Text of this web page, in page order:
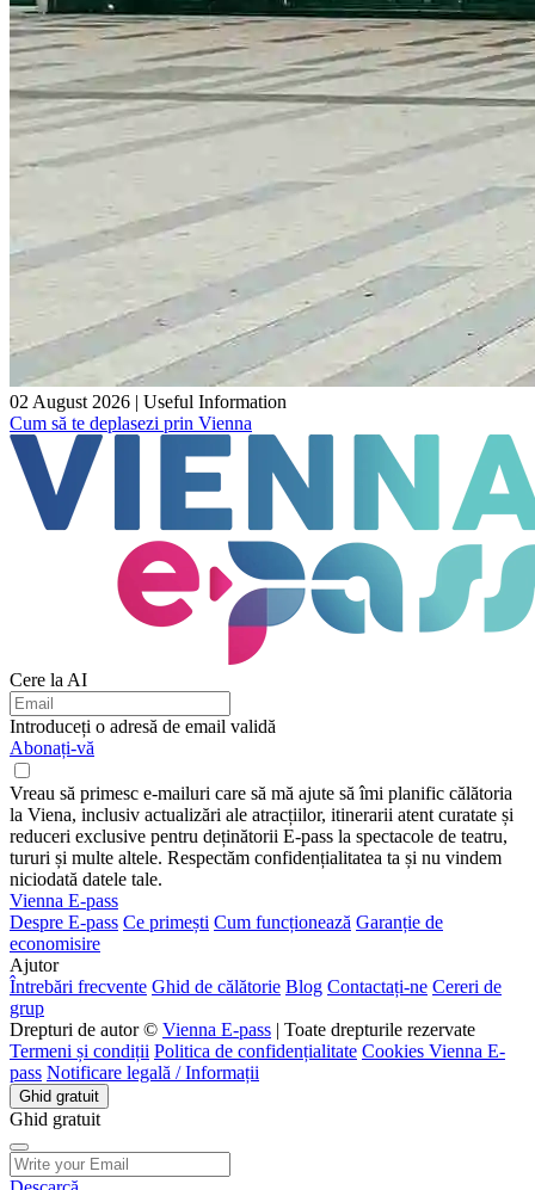
02 August 2026 | Useful Information
Cum să te deplasezi prin Vienna
Cere la AI
Introduceți o adresă de email validă
Abonați-vă
Vreau să primesc e-mailuri care să mă ajute să îmi planific călătoria
la Viena, inclusiv actualizări ale atracțiilor, itinerarii atent curatate și
reduceri exclusive pentru deținătorii E-pass la spectacole de teatru,
tururi și multe altele. Respectăm confidențialitatea ta și nu vindem
niciodată datele tale.
Vienna E-pass
Despre E-pass Ce primești Cum funcționează Garanție de
economisire
Ajutor
Întrebări frecvente Ghid de călătorie Blog Contactați-ne Cereri de
grup
Drepturi de autor © Vienna E-pass | Toate drepturile rezervate
Termeni și condiții Politica de confidențialitate Cookies Vienna E-
pass Notificare legală / Informații
Ghid gratuit
Ghid gratuit